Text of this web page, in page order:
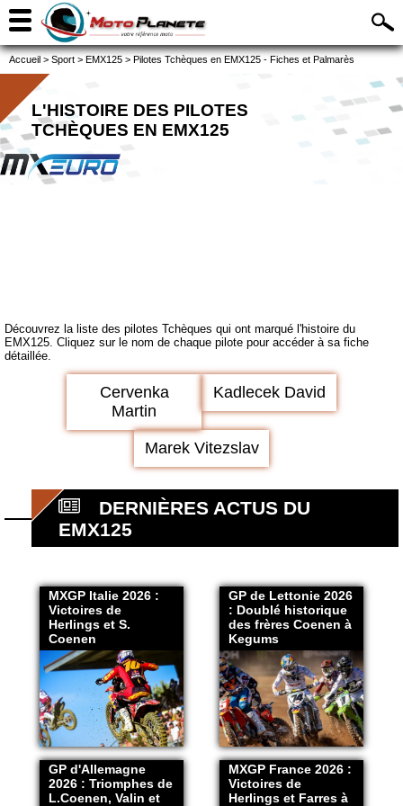
Accueil > Sport > EMX125 > Pilotes Tchèques en EMX125 - Fiches et Palmarès
L'HISTOIRE DES PILOTES
TCHÈQUES EN EMX125
Découvrez la liste des pilotes Tchèques qui ont marqué l'histoire du
EMX125. Cliquez sur le nom de chaque pilote pour accéder à sa fiche
détaillée.
Cervenka
Martin
Kadlecek David
Marek Vitezslav
DERNIÈRES ACTUS DU
EMX125
MXGP Italie 2026 :
Victoires de
Herlings et S.
Coenen
GP de Lettonie 2026
: Doublé historique
des frères Coenen à
Kegums
GP d'Allemagne
2026 : Triomphes de
L.Coenen, Valin et
MXGP France 2026 :
Victoires de
Herlings et Farres à